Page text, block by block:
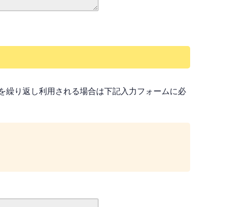
り返し利用される場合は下記入力フォームに必